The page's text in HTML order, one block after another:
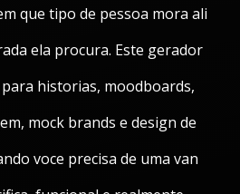
que tipo de pessoa mora ali
ela procura. Este gerador
historias, moodboards,
mock brands e design de
voce precisa de uma van